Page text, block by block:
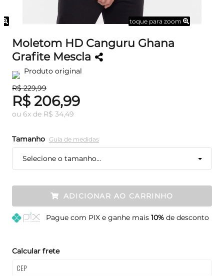
toque para zoom
Moletom HD Canguru Ghana
Grafite Mescla
Produto original
R$ 229,99
R$ 206,99
ou 6x de R$ 34,49
Tamanho Guia de medidas
Selecione o tamanho...
ADICIONAR AO CARRINHO
Pague com PIX e ganhe mais 10%de desconto
Calcular frete